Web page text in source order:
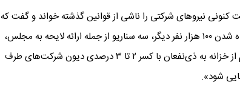
نیروهای شرکتی را ناشی از قوانین گذشته خواند و گفت که
«با ثبت اطلاعات ۷۰۰ هزار نیروی شرکتی در سیستم جامع و افزوده شدن ۱۰۰ هزار نفر دیگر، سه سناریو از جمله ارائه لایحه به مجلس،
استفاده از ماده ۱۲۴ قانون کار برای ساماندهی و پرداخت مستقیم از خزانه به ذی‌نفعان با کسر ۲ تا ۳ درصدی دیون شرکت‌های طرف
شود».